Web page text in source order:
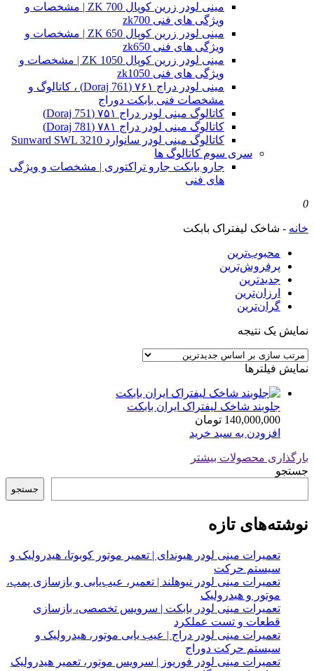
مینی لودر زرین کوپال ZK 700 | مشخصات و
ویژگی های فنی zk700
مینی لودر زرین کوپال ZK 650 | مشخصات و
ویژگی های فنی zk650
مینی لودر زرین کوپال ZK 1050 | مشخصات و
ویژگی های فنی zk1050
مینی لودر دراج ۷۶۱ (Doraj 761) ، کاتالوگ و
مشخصات فنی بابکت دوراج
کاتالوگ مینی لودر دراج ۷۵۱ (Doraj 751)
کاتالوگ مینی لودر دراج ۷۸۱ (Doraj 781)
کاتالوگ مینی لودر سانوارد Sunward SWL 3210
سری سوم کاتالوگ ها
جارو بابکت جارو تراکتوری | مشخصات و ویژگی
های فنی
0
خانه - شاخک لیفتراک بابکت
محبوب‌ترین
پرفروش‌ترین
جدیدترین
ارزان‌ترین
گران‌ترین
نمایش یک نتیجه
نمایش فیلترها
جلوبند شاخک لیفتراک ایران بابکت
140,000,000 تومان
افزودن به سبد خرید
بارگذاری محصولات بیشتر
جستجو
جستجو
نوشته‌های تازه
تعمیرات مینی لودر هیوندای | تعمیر موتور کوبوتا، هیدرولیک و
سیستم حرکت
تعمیرات مینی لودر نیوهلند | تعمیر، عیب‌یابی و بازسازی پمپ،
موتور و هیدرولیک
تعمیرات مینی لودر بابکت | سرویس تخصصی، بازسازی
قطعات و تست عملکرد
تعمیرات مینی لودر دراج | عیب یابی موتور، هیدرولیک و
سیستم حرکت دوراج
تعمیرات مینی لودر فوریوز | سرویس موتور، تعمیر هیدرولیک